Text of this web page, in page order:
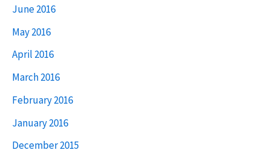
June 2016
May 2016
April 2016
March 2016
February 2016
January 2016
December 2015